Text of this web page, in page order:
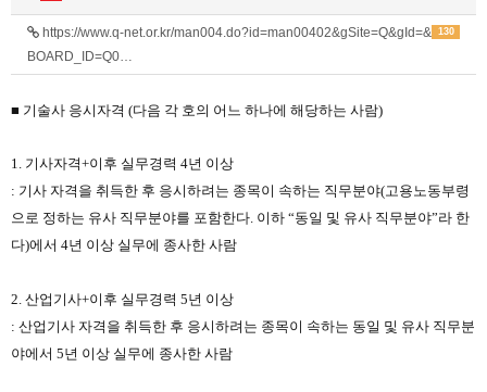
130
https://www.q-net.or.kr/man004.do?id=man00402&gSite=Q&gId=&
BOARD_ID=Q0…
■ 기술사 응시자격 (다음 각 호의 어느 하나에 해당하는 사람)
1. 기사자격+이후 실무경력 4년 이상
: 기사 자격을 취득한 후 응시하려는 종목이 속하는 직무분야(고용노동부령
으로 정하는 유사 직무분야를 포함한다. 이하 “동일 및 유사 직무분야”라 한
다)에서 4년 이상 실무에 종사한 사람
2. 산업기사+이후 실무경력 5년 이상
: 산업기사 자격을 취득한 후 응시하려는 종목이 속하는 동일 및 유사 직무분
야에서 5년 이상 실무에 종사한 사람